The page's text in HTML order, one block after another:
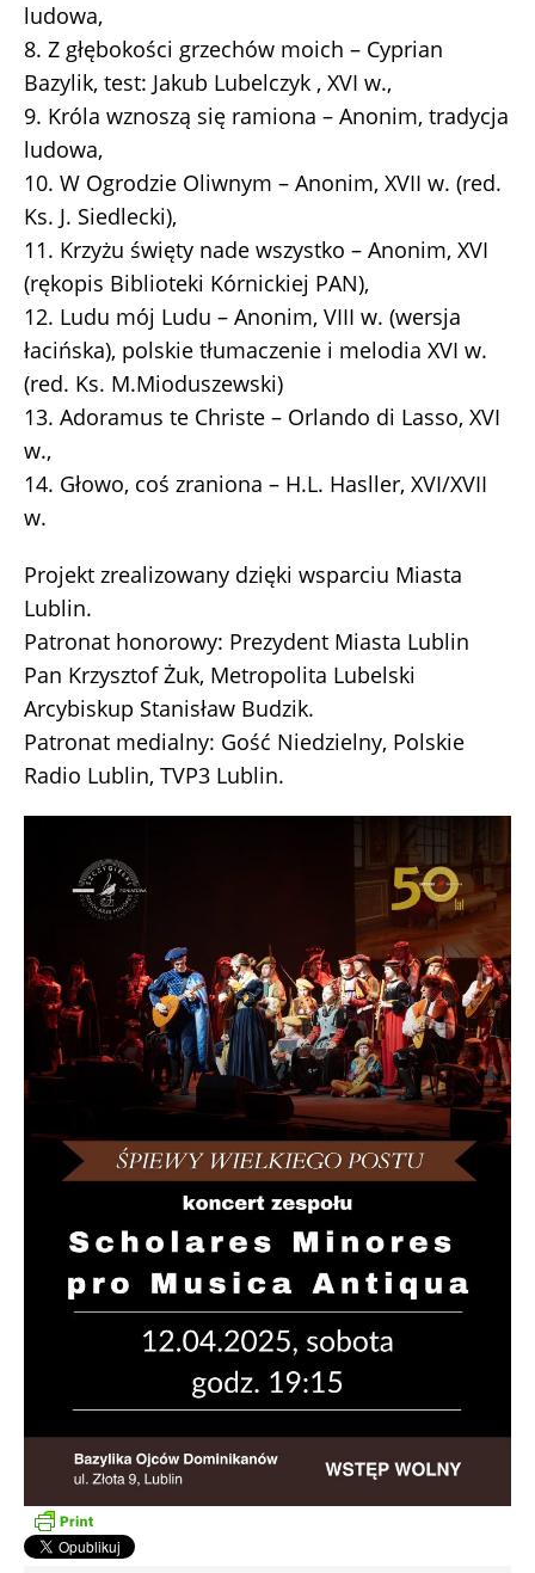
ludowa,
8. Z głębokości grzechów moich – Cyprian
Bazylik, test: Jakub Lubelczyk , XVI w.,
9. Króla wznoszą się ramiona – Anonim, tradycja
ludowa,
10. W Ogrodzie Oliwnym – Anonim, XVII w. (red.
Ks. J. Siedlecki),
11. Krzyżu święty nade wszystko – Anonim, XVI
(rękopis Biblioteki Kórnickiej PAN),
12. Ludu mój Ludu – Anonim, VIII w. (wersja
łacińska), polskie tłumaczenie i melodia XVI w.
(red. Ks. M.Mioduszewski)
13. Adoramus te Christe – Orlando di Lasso, XVI
w.,
14. Głowo, coś zraniona – H.L. Hasller, XVI/XVII
w.
Projekt zrealizowany dzięki wsparciu Miasta
Lublin.
Patronat honorowy: Prezydent Miasta Lublin
Pan Krzysztof Żuk, Metropolita Lubelski
Arcybiskup Stanisław Budzik.
Patronat medialny: Gość Niedzielny, Polskie
Radio Lublin, TVP3 Lublin.